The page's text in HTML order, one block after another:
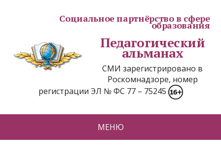
Социальное партнёрство в сфере
образования
Педагогический
альманах
СМИ зарегистрировано в
Роскомнадзоре, номер
регистрации ЭЛ № ФС 77 – 75245
МЕНЮ